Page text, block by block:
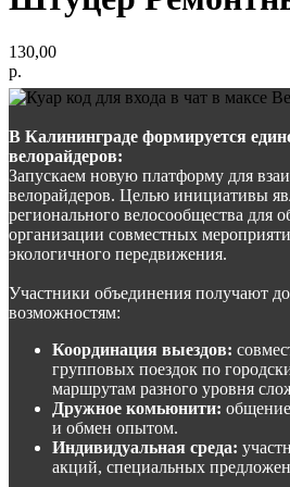
130,00
р.
В Калининграде формируется
велорайдеров:
Запускаем новую платформу для
велорайдеров. Целью инициативы
регионального велосообщества для
организации совместных
экологичного передвижения.
Участники объединения получают
возможностям:
Координация выездов:
групповых поездок по
маршрутам разного уровня
Дружное комьюнити:
и обмен опытом.
Индивидуальная среда:
акций, специальных